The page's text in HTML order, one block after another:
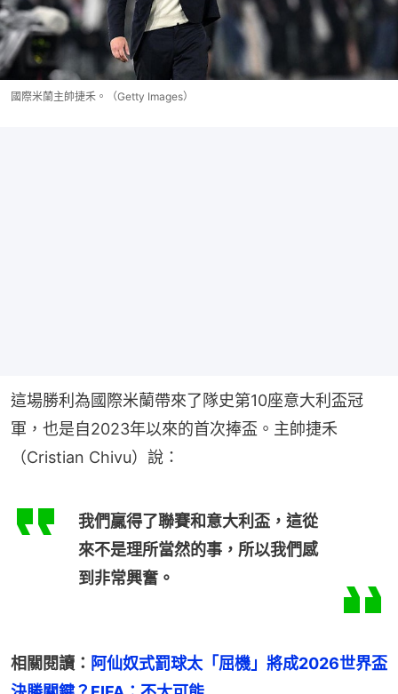
國際米蘭主帥捷禾。（Getty Images）
這場勝利為國際米蘭帶來了隊史第10座意大利盃冠
軍，也是自2023年以來的首次捧盃。主帥捷禾
（Cristian Chivu）說：
我們贏得了聯賽和意大利盃，這從
來不是理所當然的事，所以我們感
到非常興奮。
相關閱讀： 阿仙奴式罰球太「屈機」將成2026世界盃